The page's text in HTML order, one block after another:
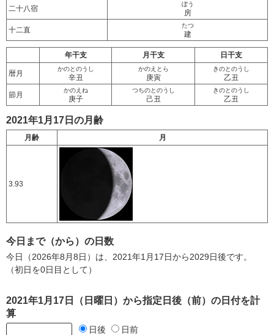
二十八宿
ぼう
房
十二直
たつ
建
年干支 月干支 日干支
暦月
かのとのうし
辛丑
かのえとら
庚寅
きのとのうし
乙丑
節月
かのえね
庚子
つちのとのうし
己丑
きのとのうし
乙丑
2021年1月17日の月齢
月齢 月
3.93
今日まで（から）の日数
今日（2026年8月8日）は、2021年1月17日から2029日後です。
（初日を0日目として）
2021年1月17日（日曜日）から指定日後（前）の日付を計
算
日後 日前